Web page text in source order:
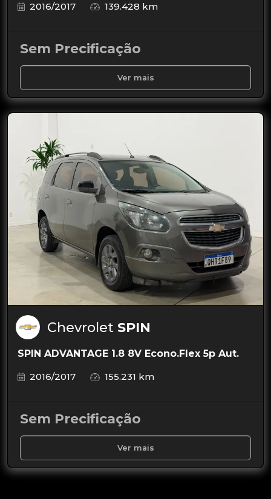
2016/2017
139.428 km
Sem Precificação
Ver mais
Chevrolet SPIN
SPIN ADVANTAGE 1.8 8V Econo.Flex 5p Aut.
2016/2017
155.231 km
Sem Precificação
Ver mais